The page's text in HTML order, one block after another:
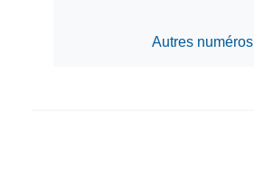
Autres numéros